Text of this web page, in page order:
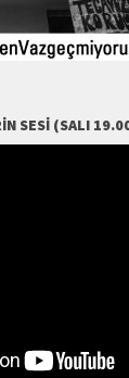
SESI (SALI